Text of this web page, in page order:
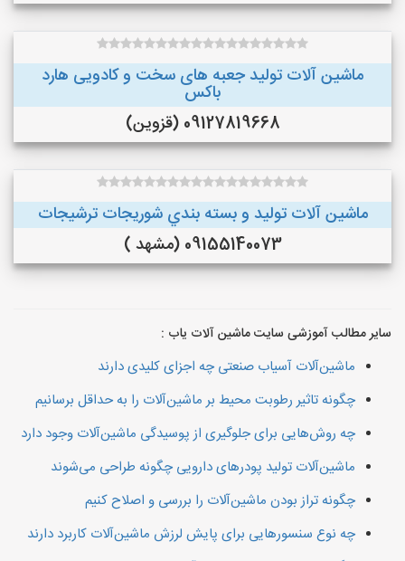
ماشین آلات تولید جعبه های سخت و کادویی هارد
باکس
09127819668 (قزوین)
ماشین آلات توليد و بسته بندي شوريجات ترشيجات
09155140073 (مشهد )
سایر مطالب آموزشی سایت ماشین آلات یاب :
ماشین‌آلات آسیاب صنعتی چه اجزای کلیدی دارند
چگونه تاثیر رطوبت محیط بر ماشین‌آلات را به حداقل برسانیم
چه روش‌هایی برای جلوگیری از پوسیدگی ماشین‌آلات وجود دارد
ماشین‌آلات تولید پودرهای دارویی چگونه طراحی می‌شوند
چگونه تراز بودن ماشین‌آلات را بررسی و اصلاح کنیم
چه نوع سنسورهایی برای پایش لرزش ماشین‌آلات کاربرد دارند